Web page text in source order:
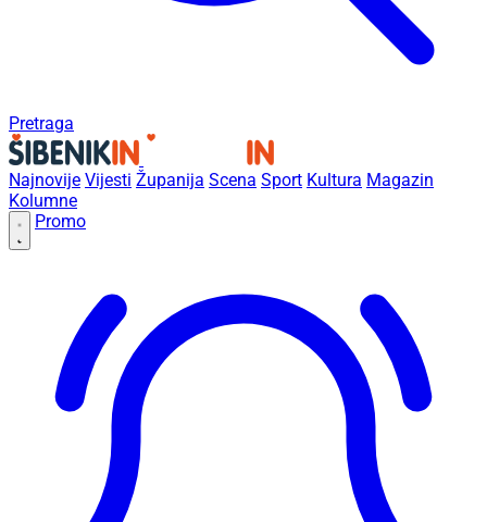
Pretraga
Najnovije Vijesti Županija Scena Sport Kultura Magazin
Kolumne
Promo